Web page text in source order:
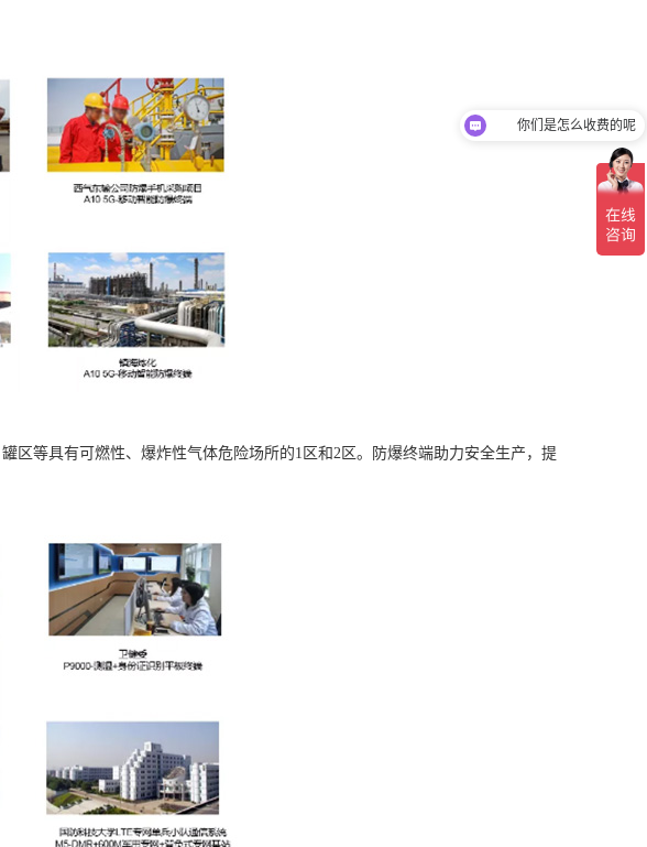
区等具有可燃性、爆炸性气体危险场所的1区和2区。防爆终端助力安全生产，提
现在有优惠活动吗